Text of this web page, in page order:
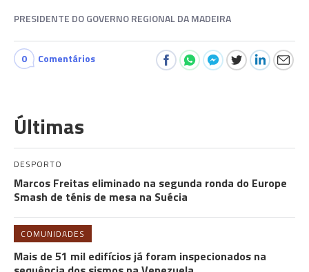
PRESIDENTE DO GOVERNO REGIONAL DA MADEIRA
0 Comentários
Últimas
DESPORTO
Marcos Freitas eliminado na segunda ronda do Europe
Smash de ténis de mesa na Suécia
COMUNIDADES
Mais de 51 mil edifícios já foram inspecionados na